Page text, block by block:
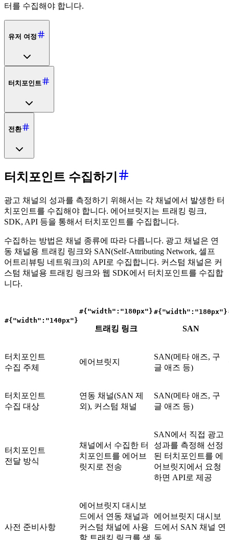
터를 수집해야 합니다.
유저 여정
터치포인트
전환
터치포인트 수집하기
광고 채널의 성과를 측정하기 위해서는 각 채널에서 발생한 터
치포인트를 수집해야 합니다. 에어브릿지는 트래킹 링크,
SDK, API 등을 통해서 터치포인트를 수집합니다.
수집하는 방법은 채널 종류에 따라 다릅니다. 광고 채널은 연
동 채널용 트래킹 링크와 SAN(Self-Attributing Network, 셀프
어트리뷰팅 네트워크)의 API로 수집합니다. 커스텀 채널은 커
스텀 채널용 트래킹 링크와 웹 SDK에서 터치포인트를 수집합
니다.
#{"width":"140px"}
#{"width":"180px"}
트래킹 링크
#{"width":"180px"}
SAN
터치포인트
수집 주체
에어브릿지
SAN(메타 애즈, 구
글 애즈 등)
터치포인트
수집 대상
연동 채널(SAN 제
외), 커스텀 채널
SAN(메타 애즈, 구
글 애즈 등)
터치포인트
전달 방식
채널에서 수집한 터
치포인트를 에어브
릿지로 전송
SAN에서 직접 광고
성과를 측정해 선정
된 터치포인트를 에
어브릿지에서 요청
하면 API로 제공
사전 준비사항
에어브릿지 대시보
드에서 연동 채널과
커스텀 채널에 사용
할 트래킹 링크를 생
에어브릿지 대시보
드에서 SAN 채널 연
동